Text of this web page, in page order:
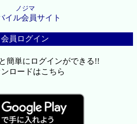
ノジマ
イル会員サイト
会員ログイン
簡単にログインができる!!
ンロードはこちら